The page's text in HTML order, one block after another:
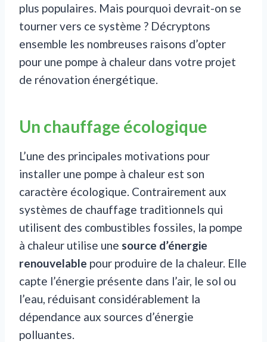
plus populaires. Mais pourquoi devrait-on se
tourner vers ce système ? Décryptons
ensemble les nombreuses raisons d’opter
pour une pompe à chaleur dans votre projet
de rénovation énergétique.
Un chauffage écologique
L’une des principales motivations pour
installer une pompe à chaleur est son
caractère écologique. Contrairement aux
systèmes de chauffage traditionnels qui
utilisent des combustibles fossiles, la pompe
à chaleur utilise une source d’énergie
renouvelable pour produire de la chaleur. Elle
capte l’énergie présente dans l’air, le sol ou
l’eau, réduisant considérablement la
dépendance aux sources d’énergie
polluantes.